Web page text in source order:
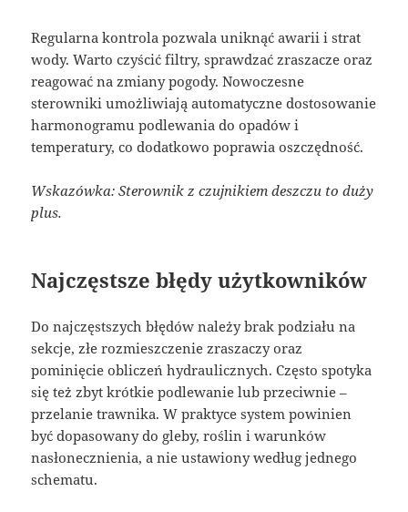
Regularna kontrola pozwala uniknąć awarii i strat
wody. Warto czyścić filtry, sprawdzać zraszacze oraz
reagować na zmiany pogody. Nowoczesne
sterowniki umożliwiają automatyczne dostosowanie
harmonogramu podlewania do opadów i
temperatury, co dodatkowo poprawia oszczędność.
Wskazówka: Sterownik z czujnikiem deszczu to duży
plus.
Najczęstsze błędy użytkowników
Do najczęstszych błędów należy brak podziału na
sekcje, złe rozmieszczenie zraszaczy oraz
pominięcie obliczeń hydraulicznych. Często spotyka
się też zbyt krótkie podlewanie lub przeciwnie –
przelanie trawnika. W praktyce system powinien
być dopasowany do gleby, roślin i warunków
nasłonecznienia, a nie ustawiony według jednego
schematu.